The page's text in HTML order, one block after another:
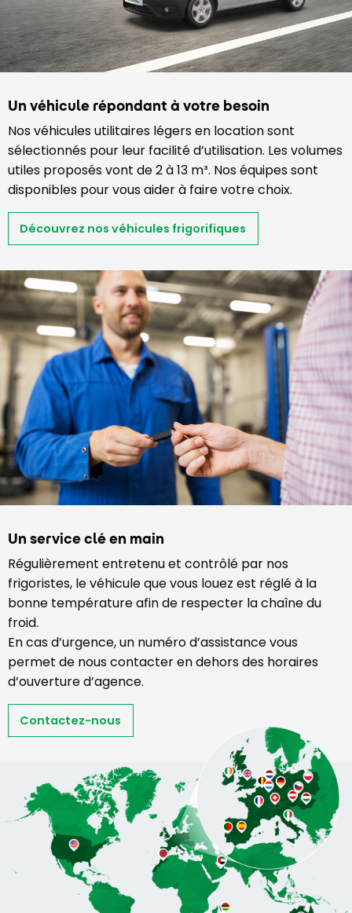
Un véhicule répondant à votre besoin
Nos véhicules utilitaires légers en location sont
sélectionnés pour leur facilité d’utilisation. Les volumes
utiles proposés vont de 2 à 13 m³. Nos équipes sont
disponibles pour vous aider à faire votre choix.
Découvrez nos véhicules frigorifiques
Un service clé en main
Régulièrement entretenu et contrôlé par nos
frigoristes, le véhicule que vous louez est réglé à la
bonne température afin de respecter la chaîne du
froid.
En cas d’urgence, un numéro d’assistance vous
permet de nous contacter en dehors des horaires
d’ouverture d’agence.
Contactez-nous